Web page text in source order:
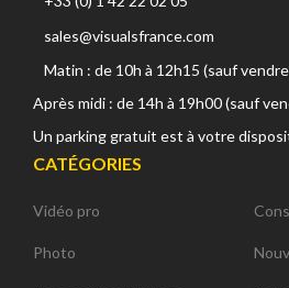
sales@visualsfrance.com
Matin : de 10h à 12h15 (sauf
Après midi : de 14h à 19h00 (sauf
Un parking gratuit est à votre
CATÉGORIES
Vidéo pro
Photo